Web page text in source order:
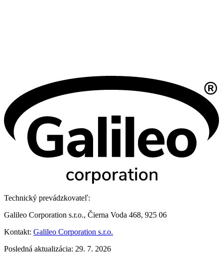
Technický prevádzkovateľ:
Galileo Corporation s.r.o., Čierna Voda 468, 925 06
Kontakt: Galileo Corporation s.r.o.
Posledná aktualizácia: 29. 7. 2026